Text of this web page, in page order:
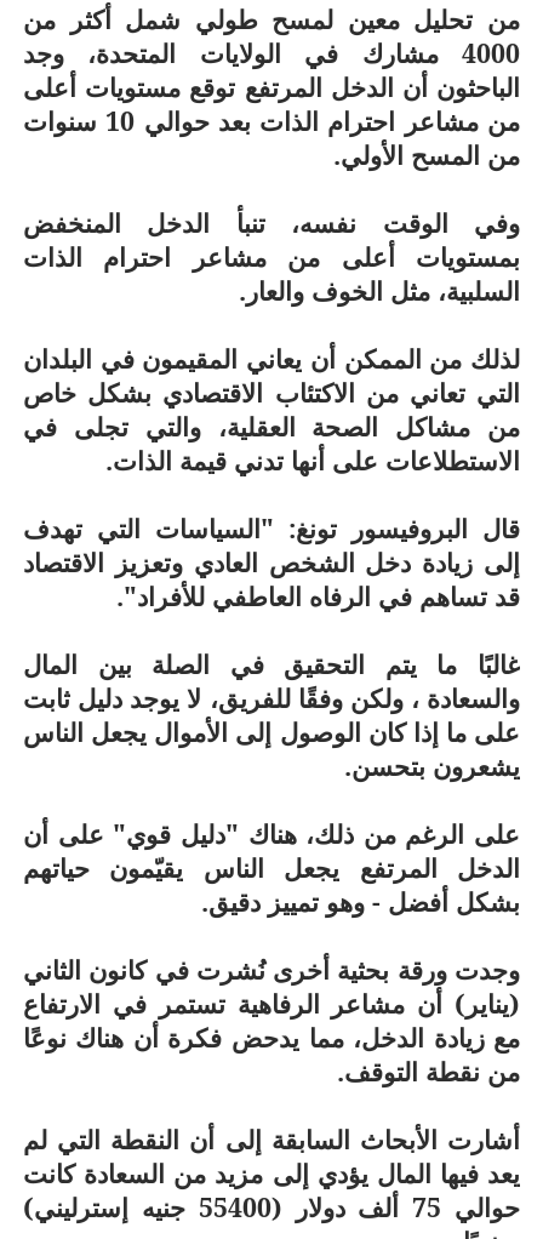
من تحليل معين لمسح طولي شمل أكثر من
4000 مشارك في الولايات المتحدة، وجد
الباحثون أن الدخل المرتفع توقع مستويات أعلى
من مشاعر احترام الذات بعد حوالي 10 سنوات
من المسح الأولي.
وفي الوقت نفسه، تنبأ الدخل المنخفض
بمستويات أعلى من مشاعر احترام الذات
السلبية، مثل الخوف والعار.
لذلك من الممكن أن يعاني المقيمون في البلدان
التي تعاني من الاكتئاب الاقتصادي بشكل خاص
من مشاكل الصحة العقلية، والتي تجلى في
الاستطلاعات على أنها تدني قيمة الذات.
قال البروفيسور تونغ: "السياسات التي تهدف
إلى زيادة دخل الشخص العادي وتعزيز الاقتصاد
قد تساهم في الرفاه العاطفي للأفراد".
غالبًا ما يتم التحقيق في الصلة بين المال
والسعادة ، ولكن وفقًا للفريق، لا يوجد دليل ثابت
على ما إذا كان الوصول إلى الأموال يجعل الناس
يشعرون بتحسن.
على الرغم من ذلك، هناك "دليل قوي" على أن
الدخل المرتفع يجعل الناس يقيّمون حياتهم
بشكل أفضل - وهو تمييز دقيق.
وجدت ورقة بحثية أخرى نُشرت في كانون الثاني
(يناير) أن مشاعر الرفاهية تستمر في الارتفاع
مع زيادة الدخل، مما يدحض فكرة أن هناك نوعًا
من نقطة التوقف.
أشارت الأبحاث السابقة إلى أن النقطة التي لم
يعد فيها المال يؤدي إلى مزيد من السعادة كانت
حوالي 75 ألف دولار (55400 جنيه إسترليني)